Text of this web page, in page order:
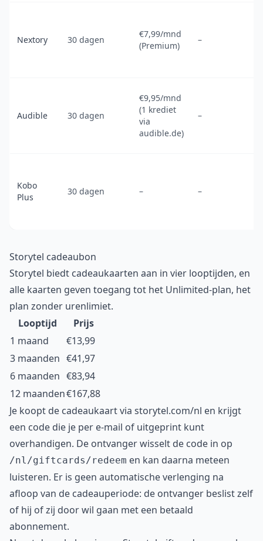
Nextory 30 dagen
€7,99/mnd
(Premium)
–
Audible 30 dagen
€9,95/mnd
(1 krediet
via
audible.de)
–
Kobo
Plus
30 dagen – –
Storytel cadeaubon
Storytel biedt cadeaukaarten aan in vier looptijden, en
alle kaarten geven toegang tot het Unlimited-plan, het
plan zonder urenlimiet.
Looptijd
Prijs
1 maand
€13,99
3 maanden €41,97
6 maanden €83,94
12 maanden€167,88
Je koopt de cadeaukaart via storytel.com/nl en krijgt
een code die je per e-mail of uitgeprint kunt
overhandigen. De ontvanger wisselt de code in op
/nl/giftcards/redeem en kan daarna meteen
luisteren. Er is geen automatische verlenging na
afloop van de cadeauperiode: de ontvanger beslist zelf
of hij of zij door wil gaan met een betaald
abonnement.